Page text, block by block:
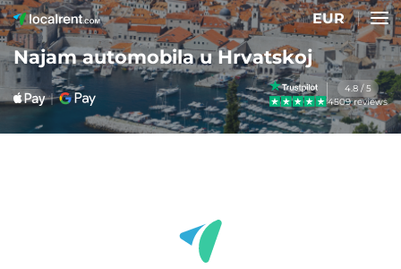
EUR
Najam automobila u Hrvatskoj
4.8 / 5
4509 reviews